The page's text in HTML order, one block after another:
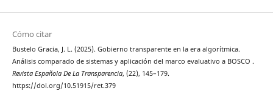
Cómo citar
Bustelo Gracia, J. L. (2025). Gobierno transparente en la era algorítmica.
Análisis comparado de sistemas y aplicación del marco evaluativo a BOSCO .
Revista Española De La Transparencia, (22), 145–179.
https://doi.org/10.51915/ret.379